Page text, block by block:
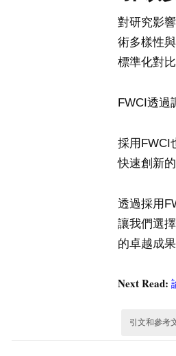
對研究影
術多樣性
標準化對
FWCI透過
採用FWCI
快速創新
透過採用
讓我們選
的卓越成
Next Read:
引文和參考